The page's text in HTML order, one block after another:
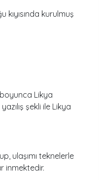
kıyısında kurulmuş
Likya
şekli ile Likya
ulaşımı teknelerle
inmektedir.